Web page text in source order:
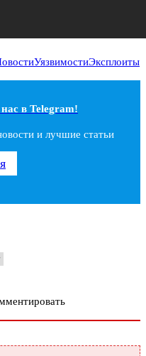
УязвимостиЭксплоиты
в Telegram!
и лучшие статьи